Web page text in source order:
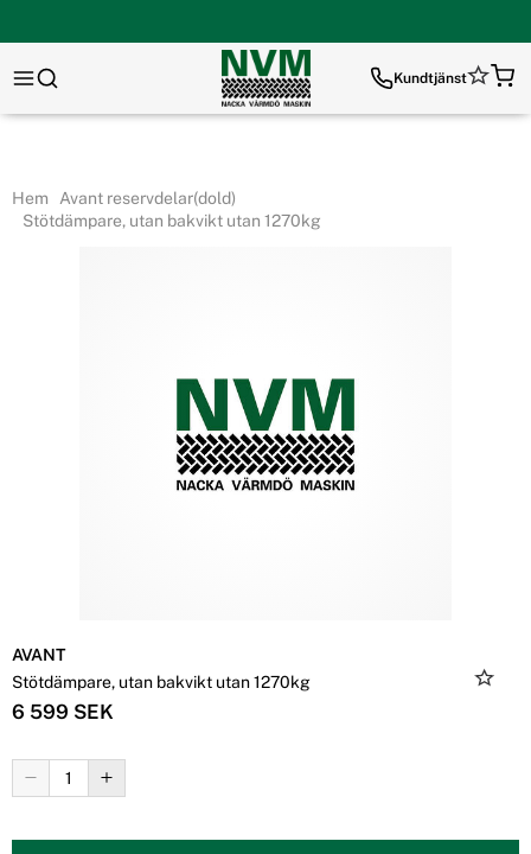
Kundtjänst
Hem
Avant reservdelar(dold)
Stötdämpare, utan bakvikt utan 1270kg
AVANT
Stötdämpare, utan bakvikt utan 1270kg
6 599 SEK